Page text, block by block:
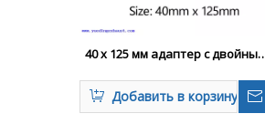
40 x 125 мм адаптер с двойным
трубы.
Добавить в корзину